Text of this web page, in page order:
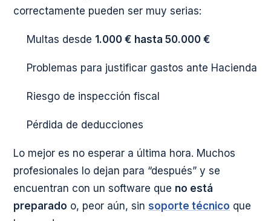
correctamente pueden ser muy serias:
Multas desde 1.000 € hasta 50.000 €
Problemas para justificar gastos ante Hacienda
Riesgo de inspección fiscal
Pérdida de deducciones
Lo mejor es no esperar a última hora. Muchos
profesionales lo dejan para “después” y se
encuentran con un software que no está
preparado o, peor aún, sin soporte técnico que